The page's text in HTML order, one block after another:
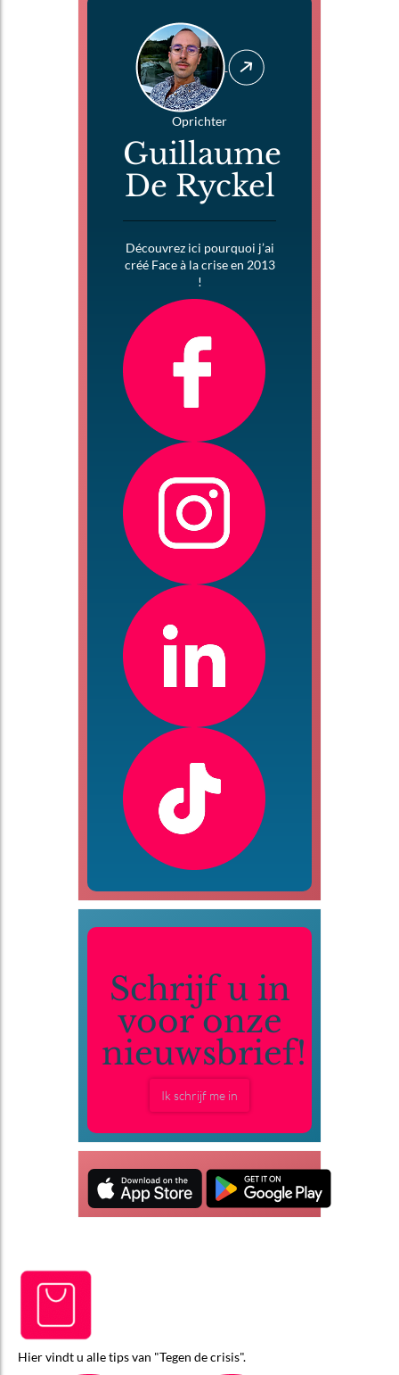
Oprichter
Guillaume
De Ryckel
Découvrez ici pourquoi j’ai
créé Face à la crise en 2013
!
Schrijf u in
voor onze
nieuwsbrief!
Ik schrijf me in
Hier vindt u alle tips van "Tegen de crisis".